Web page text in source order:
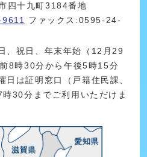
四十九町3184番地
ファックス:0595-24-
、祝日、年末年始（12月29
8時30分から午後5時15分
日は証明窓口（戸籍住民課、
30分までご利用いただけま